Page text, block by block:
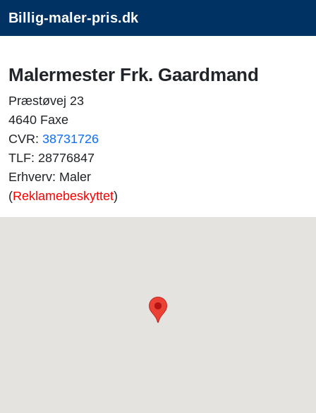
Billig-maler-pris.dk
Malermester Frk. Gaardmand
Præstøvej 23
4640 Faxe
CVR: 38731726
TLF: 28776847
Erhverv: Maler
(Reklamebeskyttet)